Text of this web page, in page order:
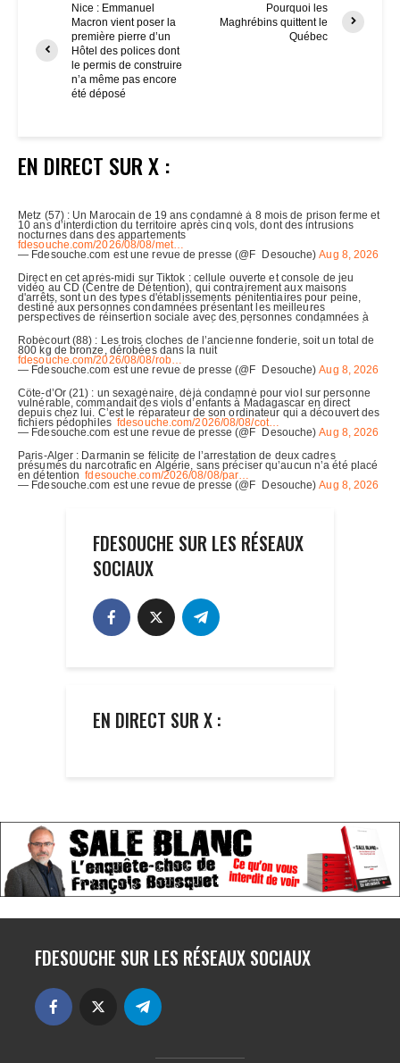
Nice : Emmanuel
Macron vient poser la
première pierre d’un
Hôtel des polices dont
le permis de construire
n’a même pas encore
été déposé
Pourquoi les
Maghrébins quittent le
Québec
EN DIRECT SUR X :
FDESOUCHE SUR LES RÉSEAUX
SOCIAUX
EN DIRECT SUR X :
FDESOUCHE SUR LES RÉSEAUX SOCIAUX